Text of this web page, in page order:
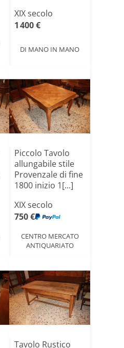
XIX secolo
1 400 €
DI MANO IN MANO
Piccolo Tavolo
allungabile stile
Provenzale di fine
1800 inizio 1[...]
XIX secolo
750 €
CENTRO MERCATO
ANTIQUARIATO
Tavolo Rustico